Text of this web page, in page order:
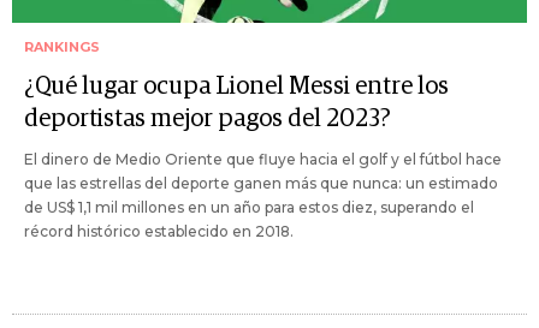
RANKINGS
¿Qué lugar ocupa Lionel Messi entre los
deportistas mejor pagos del 2023?
El dinero de Medio Oriente que fluye hacia el golf y el fútbol hace
que las estrellas del deporte ganen más que nunca: un estimado
de US$ 1,1 mil millones en un año para estos diez, superando el
récord histórico establecido en 2018.